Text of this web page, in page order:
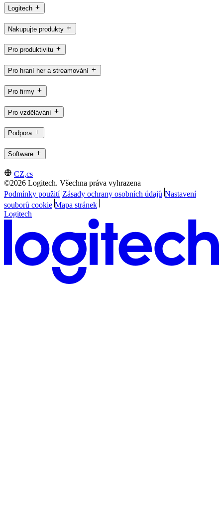
Logitech
Nakupujte produkty
Pro produktivitu
Pro hraní her a streamování
Pro firmy
Pro vzdělávání
Podpora
Software
CZ,cs
©2026 Logitech. Všechna práva vyhrazena
Podmínky použití Zásady ochrany osobních údajů Nastavení
souborů cookie Mapa stránek
Logitech